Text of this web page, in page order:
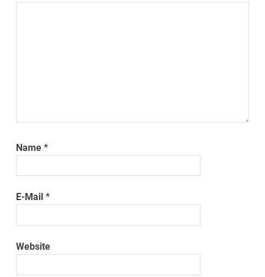
Name*
E-Mail*
Website